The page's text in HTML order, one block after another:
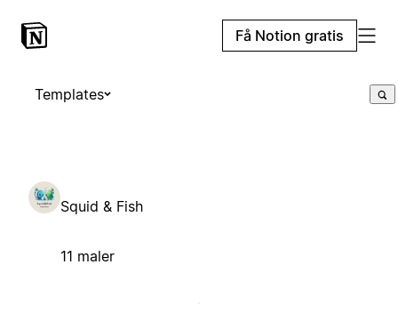
Få Notion gratis
Templates
Squid & Fish
11 maler